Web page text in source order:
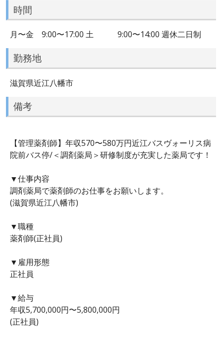
時間
月〜金 9:00〜17:00 土 9:00〜14:00 週休二日制
勤務地
滋賀県近江八幡市
備考
【管理薬剤師】年収570〜580万円近江バスヴォーリス病
院前バス停/＜調剤薬局＞研修制度が充実した薬局です！
▼仕事内容
調剤薬局で薬剤師のお仕事をお願いします。
(滋賀県近江八幡市)
▼職種
薬剤師(正社員)
▼雇用形態
正社員
▼給与
年収5,700,000円〜5,800,000円
(正社員)